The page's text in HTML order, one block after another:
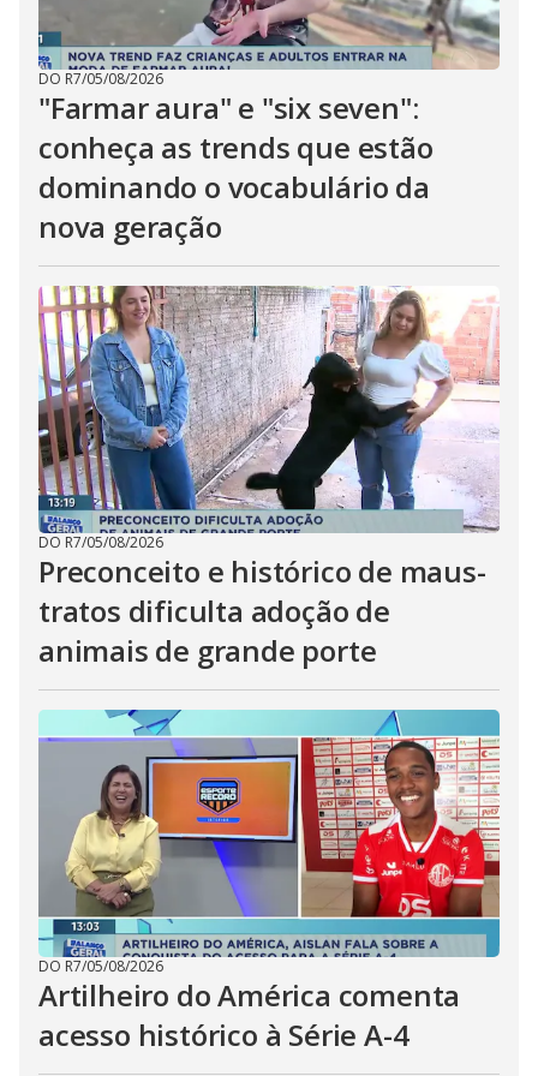
DO R7/05/08/2026
"Farmar aura" e "six seven":
conheça as trends que estão
dominando o vocabulário da
nova geração
DO R7/05/08/2026
Preconceito e histórico de maus-
tratos dificulta adoção de
animais de grande porte
DO R7/05/08/2026
Artilheiro do América comenta
acesso histórico à Série A-4